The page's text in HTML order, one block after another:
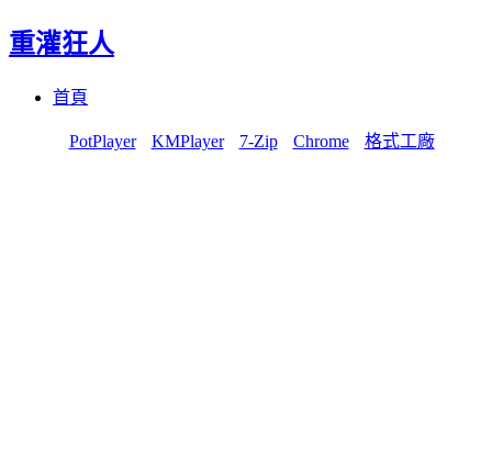
重灌狂人
首頁
PotPlayer KMPlayer 7-Zip Chrome 格式工廠